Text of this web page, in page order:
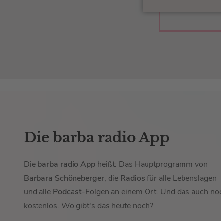
Die barba radio App
Die barba radio App heißt: Das Hauptprogramm von
Barbara Schöneberger, die Radios für alle Lebenslagen
und alle Podcast-Folgen an einem Ort. Und das auch
kostenlos. Wo gibt's das heute noch?